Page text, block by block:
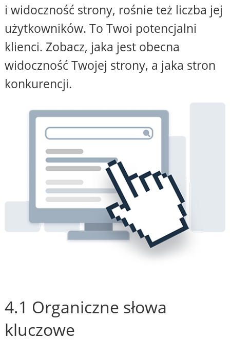
i widoczność strony, rośnie też liczba jej
użytkowników. To Twoi potencjalni
klienci. Zobacz, jaka jest obecna
widoczność Twojej strony, a jaka stron
konkurencji.
4.1 Organiczne słowa
kluczowe